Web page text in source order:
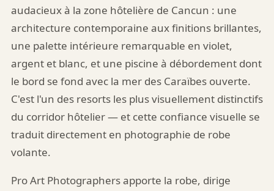
audacieux à la zone hôtelière de Cancun : une
architecture contemporaine aux finitions brillantes,
une palette intérieure remarquable en violet,
argent et blanc, et une piscine à débordement dont
le bord se fond avec la mer des Caraïbes ouverte.
C'est l'un des resorts les plus visuellement distinctifs
du corridor hôtelier — et cette confiance visuelle se
traduit directement en photographie de robe
volante.
Pro Art Photographers apporte la robe, dirige